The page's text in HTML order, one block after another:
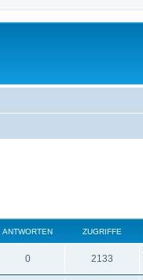
ANTWORTEN ZUGRIFFE
0 2133